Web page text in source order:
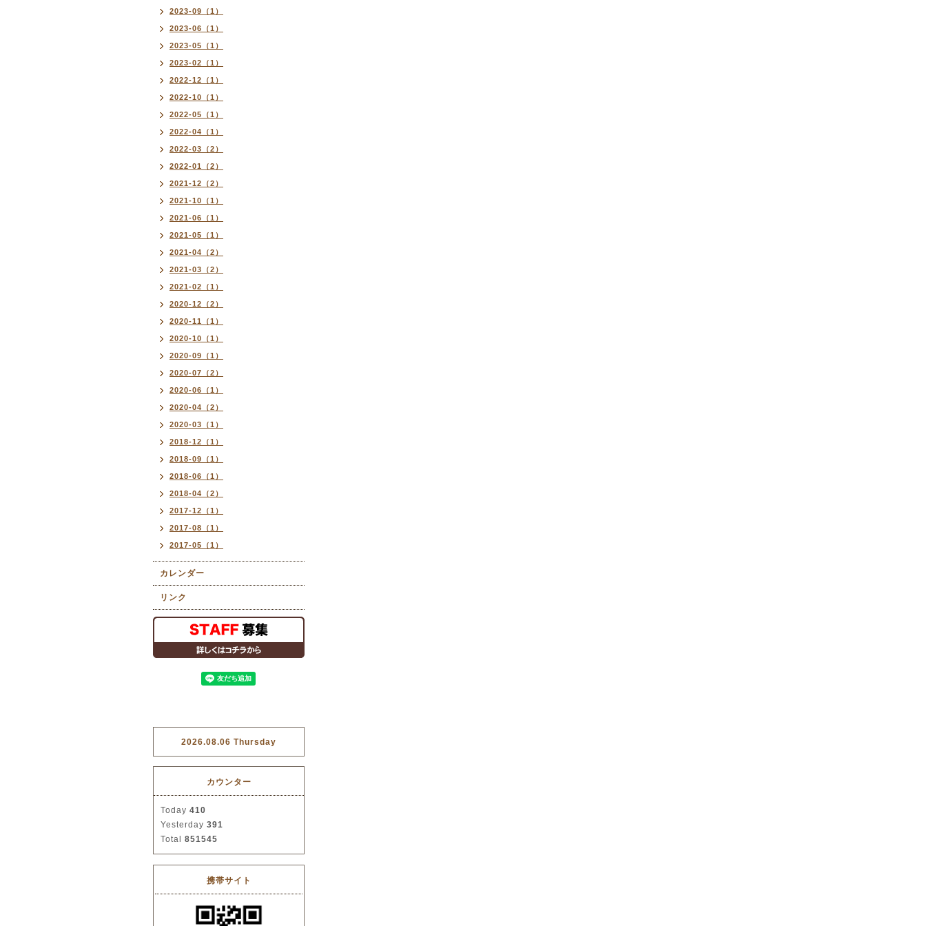
2023-09（1）
2023-06（1）
2023-05（1）
2023-02（1）
2022-12（1）
2022-10（1）
2022-05（1）
2022-04（1）
2022-03（2）
2022-01（2）
2021-12（2）
2021-10（1）
2021-06（1）
2021-05（1）
2021-04（2）
2021-03（2）
2021-02（1）
2020-12（2）
2020-11（1）
2020-10（1）
2020-09（1）
2020-07（2）
2020-06（1）
2020-04（2）
2020-03（1）
2018-12（1）
2018-09（1）
2018-06（1）
2018-04（2）
2017-12（1）
2017-08（1）
2017-05（1）
カレンダー
リンク
2026.08.06 Thursday
カウンター
Today 410
Yesterday 391
Total 851545
携帯サイト